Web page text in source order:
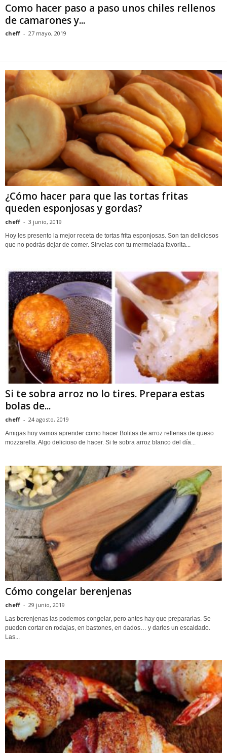
Como hacer paso a paso unos chiles rellenos
de camarones y...
cheff - 27 mayo, 2019
¿Cómo hacer para que las tortas fritas
queden esponjosas y gordas?
cheff - 3 junio, 2019
Hoy les presento la mejor receta de tortas frita esponjosas. Son tan deliciosos
que no podrás dejar de comer. Sirvelas con tu mermelada favorita...
Si te sobra arroz no lo tires. Prepara estas
bolas de...
cheff - 24 agosto, 2019
Amigas hoy vamos aprender como hacer Bolitas de arroz rellenas de queso
mozzarella. Algo delicioso de hacer. Si te sobra arroz blanco del día...
Cómo congelar berenjenas
cheff - 29 junio, 2019
Las berenjenas las podemos congelar, pero antes hay que prepararlas. Se
pueden cortar en rodajas, en bastones, en dados… y darles un escaldado.
Las...